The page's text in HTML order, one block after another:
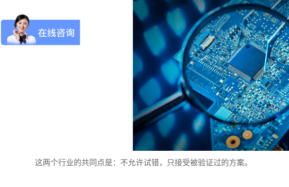
这两个行业的共同点是：不允许试错，只接受被验证过的方案。